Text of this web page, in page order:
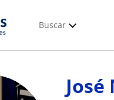
Buscar